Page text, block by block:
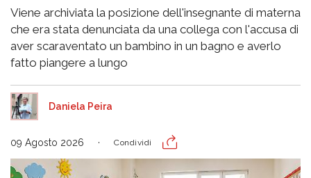
Viene archiviata la posizione dell'insegnante di materna
che era stata denunciata da una collega con l'accusa di
aver scaraventato un bambino in un bagno e averlo
fatto piangere a lungo
Daniela Peira
09 Agosto 2026 Condividi